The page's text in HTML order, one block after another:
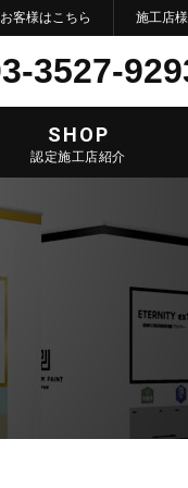
客様はこちら 施工店
3527-
SHOP
認定施工店紹介